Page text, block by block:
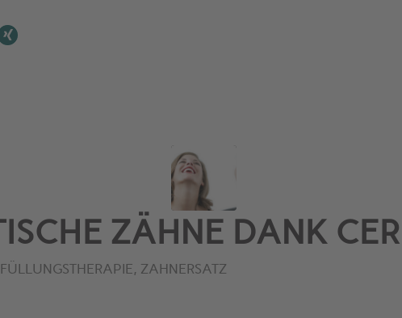
ZÄHNE DANK
FÜLLUNGSTHERAPIE, ZAHNERSATZ